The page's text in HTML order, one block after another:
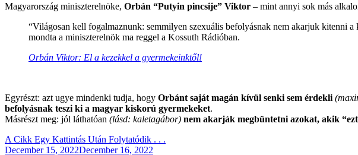
Magyarország miniszterelnöke, Orbán “Putyin pincsije” Viktor – mint annyi sok más
“Világosan kell fogalmaznunk: semmilyen szexuális befolyásnak nem akarjuk kitenni a
mondta a miniszterelnök ma reggel a Kossuth Rádióban.
Orbán Viktor: El a kezekkel a gyermekeinktől!
Egyrészt: azt ugye mindenki tudja, hogy Orbánt saját magán kívül senki sem érdekli
befolyásnak teszi ki a magyar kiskorú gyermekeket.
Másrészt meg: jól láthatóan (lásd: kaletagábor) nem akarják megbüntetni azokat, akik
A Cikk Egy Kattintás Után Folytatódik . . .
Posted
December 15, 2022December 16, 2022